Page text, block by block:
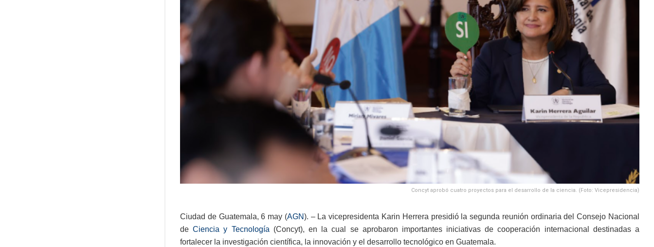
Concyt aprobó cuatro proyectos para el desarrollo de la ciencia. (Foto: Vicepresidencia)
Ciudad de Guatemala, 6 may (AGN). – La vicepresidenta Karin Herrera presidió la segunda reunión ordinaria del Consejo Nacional
deCiencia y Tecnología (Concyt), en la cual se aprobaron importantes iniciativas de cooperación internacional destinadas a
fortalecer la investigación científica, la innovación y el desarrollo tecnológico en Guatemala.